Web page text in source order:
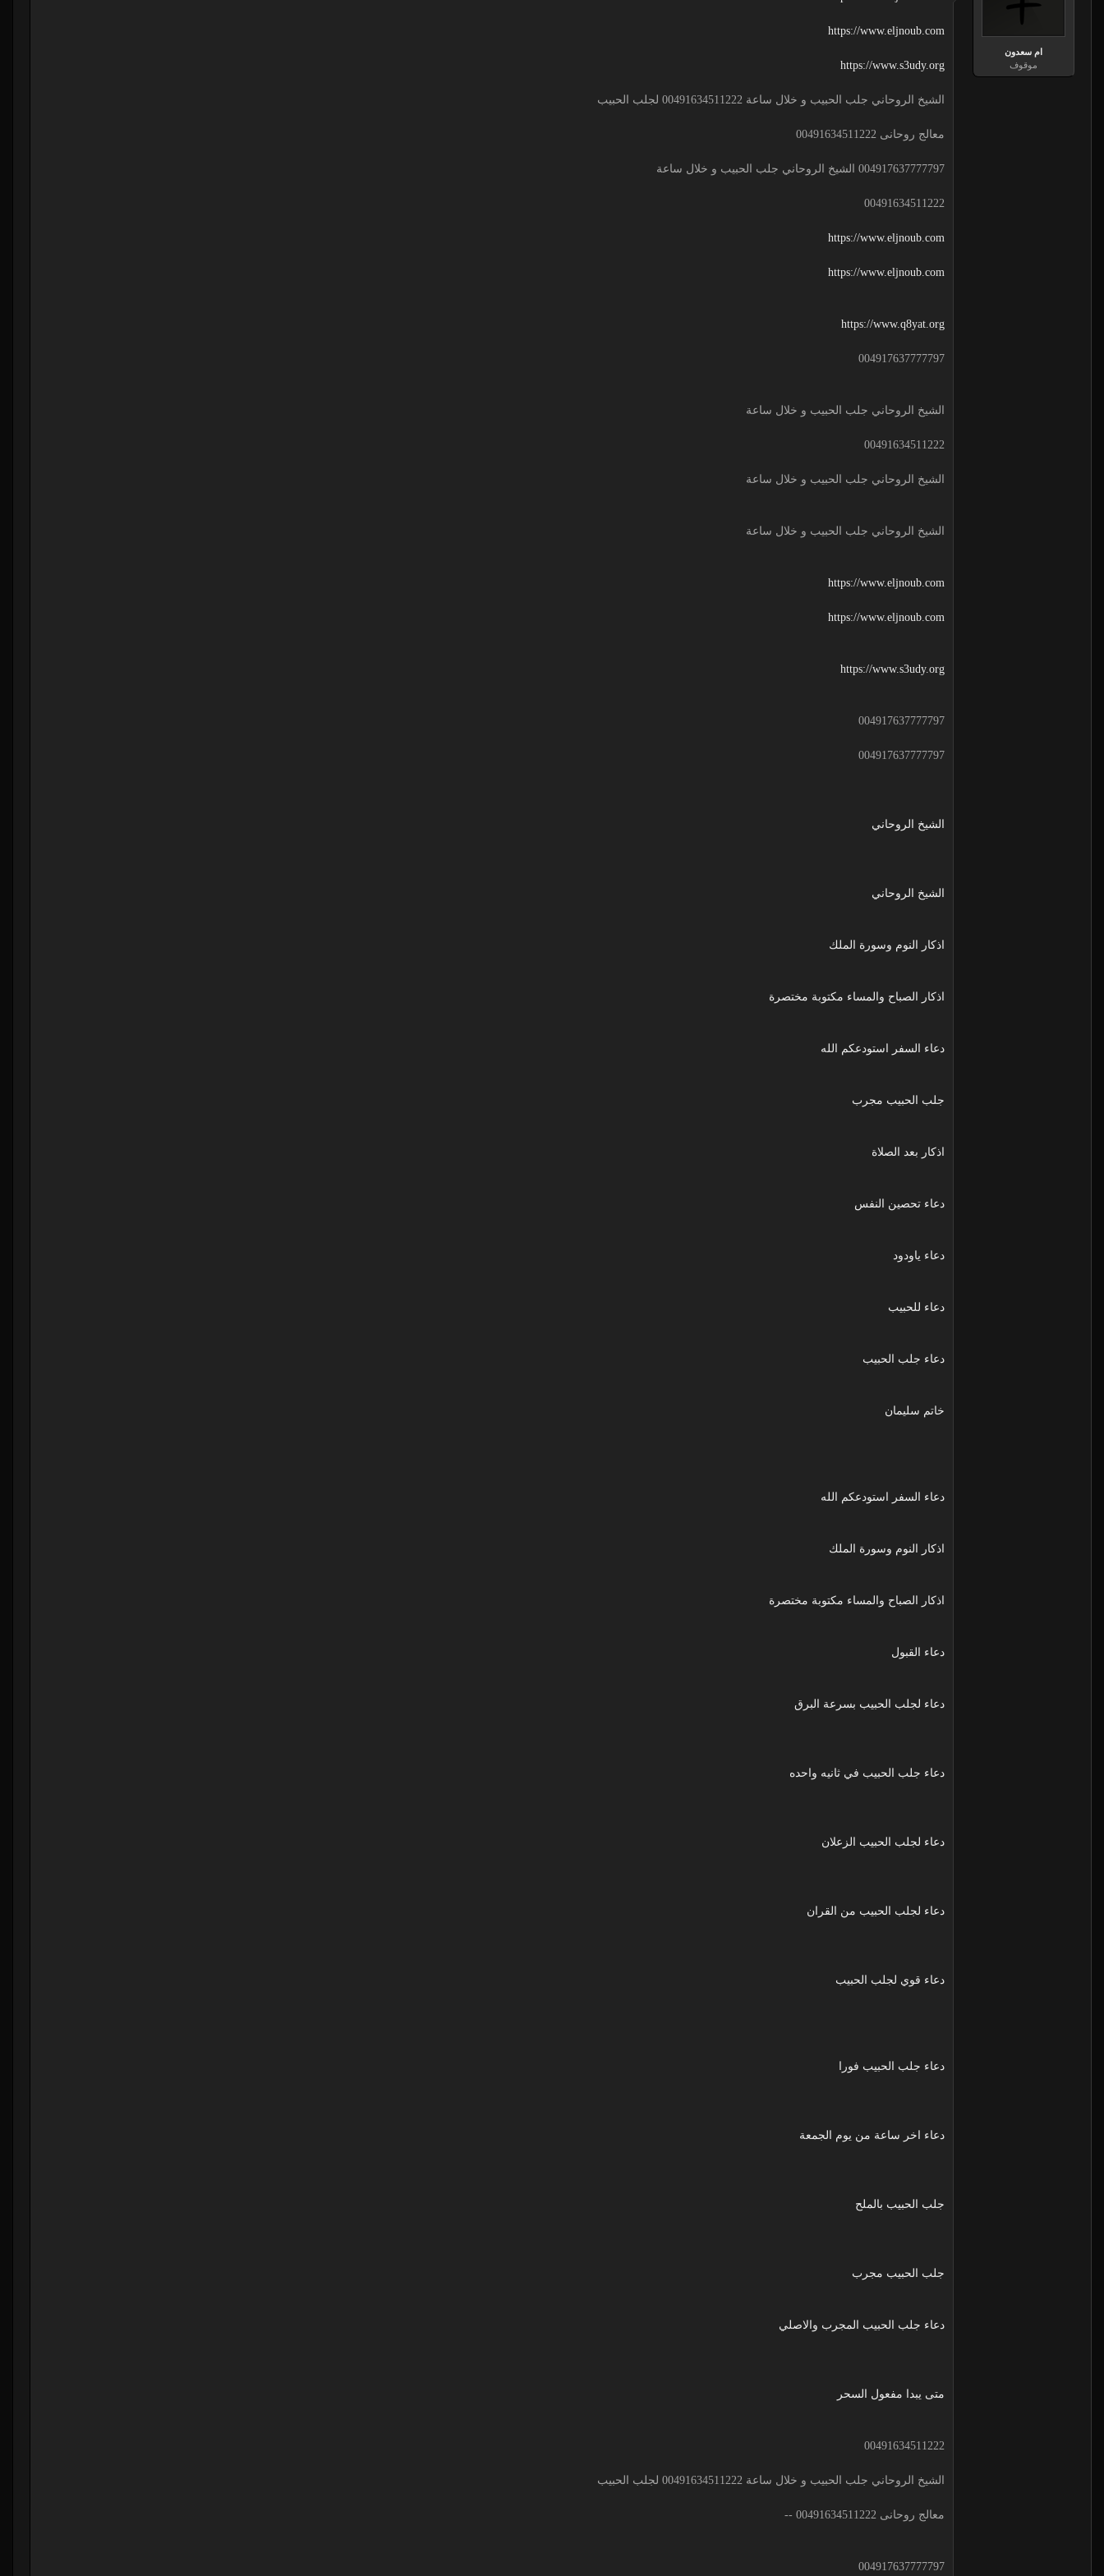
ام سعدون
موقوف
https://www.eljnoub.com
https://www.s3udy.org
الشيخ الروحاني جلب الحبيب و خلال ساعة 00491634511222 لجلب الحبيب
معالج روحانى 00491634511222
004917637777797 الشيخ الروحاني جلب الحبيب و خلال ساعة
00491634511222
https://www.eljnoub.com
https://www.eljnoub.com
https://www.q8yat.org
004917637777797
الشيخ الروحاني جلب الحبيب و خلال ساعة
00491634511222
الشيخ الروحاني جلب الحبيب و خلال ساعة
الشيخ الروحاني جلب الحبيب و خلال ساعة
https://www.eljnoub.com
https://www.eljnoub.com
https://www.s3udy.org
004917637777797
004917637777797
الشيخ الروحاني
الشيخ الروحاني
اذكار النوم وسورة الملك
اذكار الصباح والمساء مكتوبة مختصرة
دعاء السفر استودعكم الله
جلب الحبيب مجرب
اذكار بعد الصلاة
دعاء تحصين النفس
دعاء ياودود
دعاء للحبيب
دعاء جلب الحبيب
خاتم سليمان
دعاء السفر استودعكم الله
اذكار النوم وسورة الملك
اذكار الصباح والمساء مكتوبة مختصرة
دعاء القبول
دعاء لجلب الحبيب بسرعة البرق
دعاء جلب الحبيب في ثانيه واحده
دعاء لجلب الحبيب الزعلان
دعاء لجلب الحبيب من القران
دعاء قوي لجلب الحبيب
دعاء جلب الحبيب فورا
دعاء اخر ساعة من يوم الجمعة
جلب الحبيب بالملح
جلب الحبيب مجرب
دعاء جلب الحبيب المجرب والاصلي
متى يبدا مفعول السحر
00491634511222
الشيخ الروحاني جلب الحبيب و خلال ساعة 00491634511222 لجلب الحبيب
معالج روحانى 00491634511222 --
004917637777797